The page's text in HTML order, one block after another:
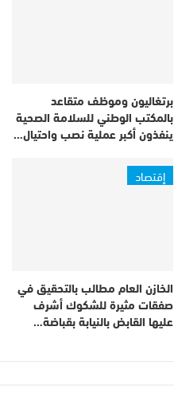
برتغاليون وموظف متقاعد
بالمكتب الوطني للسلامة الصحية
ينفذون أكبر عملية نصب واحتيال…
إقتصاد
الخازن العام مطالب بالتحقيق في
صفقات مثيرة للشكوك أشرف
عليها القابض بالنيابة بقباضة…